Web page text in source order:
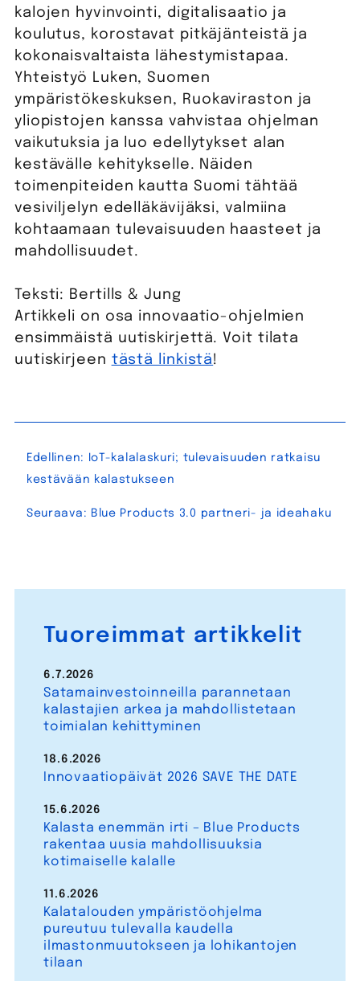
kalojen hyvinvointi, digitalisaatio ja
koulutus, korostavat pitkäjänteistä ja
kokonaisvaltaista lähestymistapaa.
Yhteistyö Luken, Suomen
ympäristökeskuksen, Ruokaviraston ja
yliopistojen kanssa vahvistaa ohjelman
vaikutuksia ja luo edellytykset alan
kestävälle kehitykselle. Näiden
toimenpiteiden kautta Suomi tähtää
vesiviljelyn edelläkävijäksi, valmiina
kohtaamaan tulevaisuuden haasteet ja
mahdollisuudet.
Teksti: Bertills & Jung
Artikkeli on osa innovaatio-ohjelmien
ensimmäistä uutiskirjettä. Voit tilata
uutiskirjeen tästä linkistä!
Artikkelien
selaus
Edellinen:
IoT-kalalaskuri; tulevaisuuden ratkaisu
kestävään kalastukseen
Seuraava: Blue Products 3.0 partneri- ja ideahaku
Tuoreimmat artikkelit
Satamainvestoinneilla parannetaan
kalastajien arkea ja mahdollistetaan
toimialan kehittyminen
6.7.2026
Innovaatiopäivät 2026 SAVE THE DATE
18.6.2026
Kalasta enemmän irti – Blue Products
rakentaa uusia mahdollisuuksia
kotimaiselle kalalle
15.6.2026
Kalatalouden ympäristöohjelma
pureutuu tulevalla kaudella
ilmastonmuutokseen ja lohikantojen
tilaan
11.6.2026